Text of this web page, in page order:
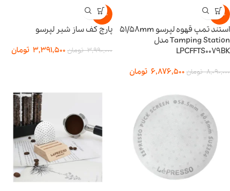
-15%
استند تمپ قهوه لپرسو 51/58mm
Tamping Station مدل
LPCFFTS0079BK
8,090,000 تومان 6,876,500 تومان
-15%
پارچ کف ساز شیر لپرسو
3,990,000 تومان 3,391,500 تومان